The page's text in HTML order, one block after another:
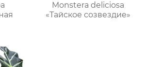
Monstera deliciosa
«Тайское созвездие»